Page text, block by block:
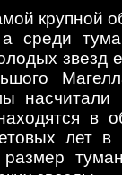
крупной
среди
звезд
в
лет в